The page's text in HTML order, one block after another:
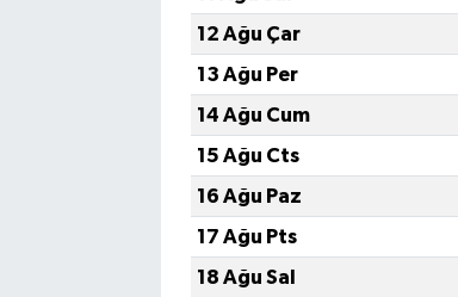
12 Ağu Çar
13 Ağu Per
14 Ağu Cum
15 Ağu Cts
16 Ağu Paz
17 Ağu Pts
18 Ağu Sal